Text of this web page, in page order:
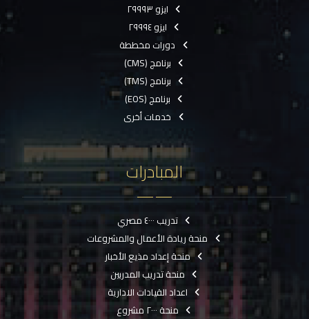
ايزو ٢٩٩٩٣
ايزو ٢٩٩٩٤
دورات مخططة
برنامج (CMS)
برنامج (TMS)
برنامج (EOS)
خدمات أخرى
المبادرات
تدريب ٤٠٠٠ مصري
منحة ريادة الأعمال والمشروعات
منحة إعداد مذيع الأخبار
منحة تدريب المدربين
اعداد القيادات الادارية
منحة ٢٠٠٠ مشروع